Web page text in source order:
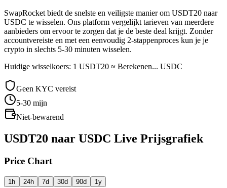
SwapRocket biedt de snelste en veiligste manier om USDT20 naar
USDC te wisselen. Ons platform vergelijkt tarieven van meerdere
aanbieders om ervoor te zorgen dat je de beste deal krijgt. Zonder
accountvereiste en met een eenvoudig 2-stappenproces kun je je
crypto in slechts 5-30 minuten wisselen.
Huidige wisselkoers: 1 USDT20 ≈ Berekenen... USDC
Geen KYC vereist
5-30 mijn
Niet-bewarend
USDT20 naar USDC Live Prijsgrafiek
Price Chart
1h 24h 7d 30d 90d 1y